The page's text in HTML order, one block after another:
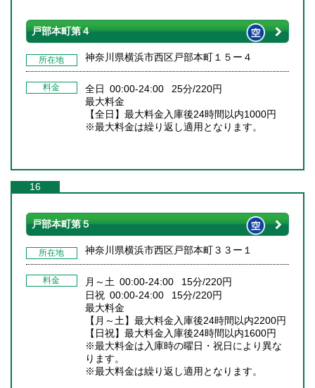
戸部本町第４
所在地 神奈川県横浜市西区戸部本町１５ー４
料金
全日 00:00-24:00 25分/220円
最大料金
【全日】最大料金入庫後24時間以内1000円
※最大料金は繰り返し適用となります。
16
戸部本町第５
所在地 神奈川県横浜市西区戸部本町３３ー１
料金
月～土 00:00-24:00 15分/220円
日祝 00:00-24:00 15分/220円
最大料金
【月～土】最大料金入庫後24時間以内2200円
【日祝】最大料金入庫後24時間以内1600円
※最大料金は入庫時の曜日・祝日により異な
ります。
※最大料金は繰り返し適用となります。